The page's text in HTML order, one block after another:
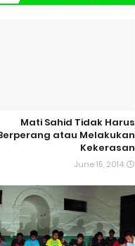
Mati Sahid Tidak Harus
atau Melakukan
Kekerasan
June 15, 2014